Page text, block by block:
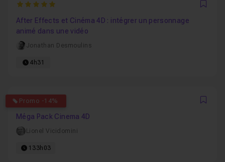
5
After Effects et Cinéma 4D : intégrer un personnage
animé dans une vidéo
Jonathan Desmoulins
4h31
Promo -14%
4.8260869565217
Méga Pack Cinema 4D
Lionel Vicidomini
133h03